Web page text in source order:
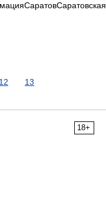
12 13
18+